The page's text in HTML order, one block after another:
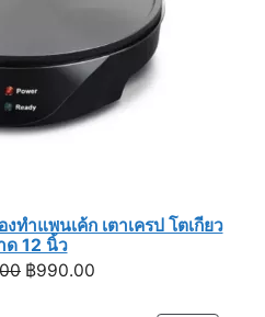
ทำแพนเค้ก เตาเครป โตเกียว
ด 12 นิ้ว
Original
฿990.00